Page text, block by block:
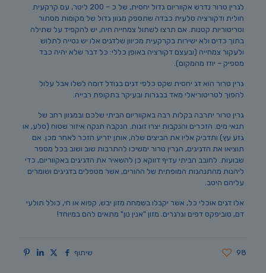
לגרין טרור נדרש אקווריום גדול יחסית, של כ – 200 ליטר, עם קרקעית
חולית ודקורציה סלעית כבדה שתספק מגוון גדול של מקומות מסתור
וטריטוריות קטנות. אם תרצו לשתול צמחייה חיה, יש להקפיד על שתילה
בתוך כדים ולא ישירות בקרקעית מכיוון שלדגים אלו יש נטייה לתלוש
ולעקור צמחייה (ובעצם דקורציה באופן כללי: כל דבר שלא יהיה כבד
מספיק – יוזז מהמקום).
גרין טרור הוא דג יחסית שקט כלפי דגים בגודל דומה לשלו אבל עלול
להפוך לטריטוריאלי מאד בבגרות ובעיקר בתקופת רבייה.
גרין טרור יתרבה בקלות רבה באקווריום הביתי שלכם ובמגוון רחב של
תנאי מים. הזכרים והנקבות יצרו זוגות. הנקבה תנקה איזור שטוח (סלע, או
גזע עץ) ותדביק אליו את הביצים שלה, אותן יזריע הזכר לאחר מכן. אם
תוציאו את הדגיגים, הגרין טרור ימשיכו להתרבות שוב ושוב בכל מספר
שבועות. לחובב הביתי עדיף דווקא כן להשאיר את הדגיגים באקווריום, כדי
ליהנות מהתנהגות המופתית של ההורים, אשר מטפלים בדגיגים ושומרים
עליהם היטב.
אלו דגים אוכלי כל, אשר יקבלו בשמחה מזון יבש, קפוא או חי, כולל תולעי
דם, טוביפקס דפים וגרגרים. מזון "אנין נון" מתאים להם במיוחד!
שיתוף 98